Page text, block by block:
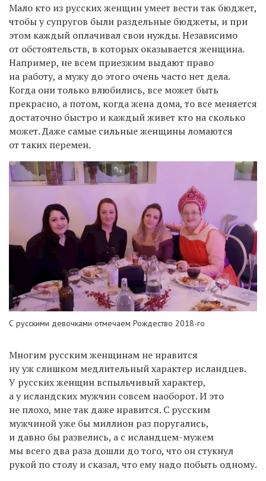
Мало кто из русских женщин умеет вести так бюджет,
чтобы у супругов были раздельные бюджеты, и при
этом каждый оплачивал свои нужды. Независимо
от обстоятельств, в которых оказывается женщина.
Например, не всем приезжим выдают право
на работу, а мужу до этого очень часто нет дела.
Когда они только влюбились, все может быть
прекрасно, а потом, когда жена дома, то все меняется
достаточно быстро и каждый живет кто на сколько
может. Даже самые сильные женщины ломаются
от таких перемен.
С русскими девочками отмечаем Рождество 2018-го
Многим русским женщинам не нравится
ну уж слишком медлительный характер исландцев.
У русских женщин вспыльчивый характер,
а у исландских мужчин совсем наоборот. И это
не плохо, мне так даже нравится. С русским
мужчиной уже бы миллион раз поругались,
и давно бы развелись, а с исландцем-мужем
мы всего два раза дошли до того, что он стукнул
рукой по столу и сказал, что ему надо побыть одному.